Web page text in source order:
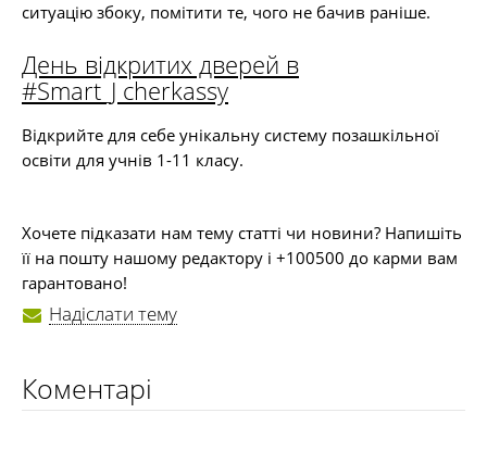
ситуацію збоку, помітити те, чого не бачив раніше.
День відкритих дверей в
#Smart_J cherkassy
Відкрийте для себе унікальну систему позашкільної
освіти для учнів 1-11 класу.
Хочете підказати нам тему статті чи новини? Напишіть
її на пошту нашому редактору і +100500 до карми вам
гарантовано!
Надіслати тему
Коментарі